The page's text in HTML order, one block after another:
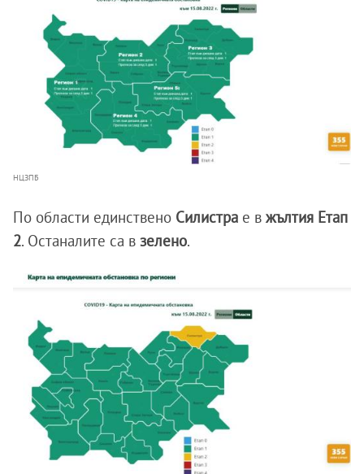
НЦЗПБ
По области единствено Силистра е в жълтия Етап
2. Останалите са в зелено.